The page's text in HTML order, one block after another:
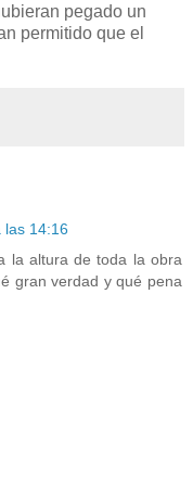
pegado un
permitido que el
las 14:16
la altura de toda la obra
gran verdad y qué pena